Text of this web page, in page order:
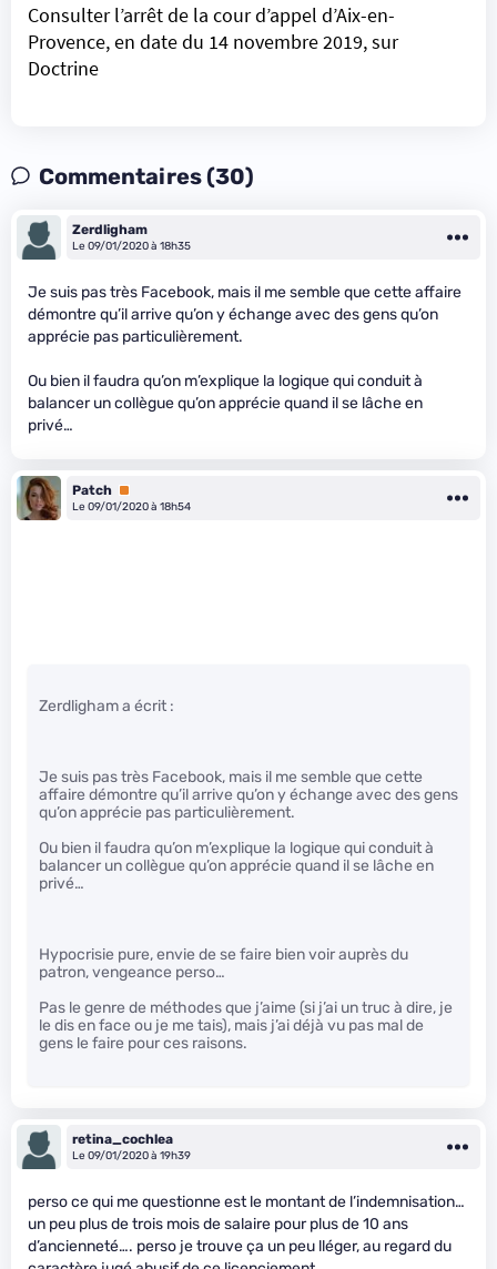
Consulter l’arrêt de la cour d’appel d’Aix-en-
Provence, en date du 14 novembre 2019, sur
Doctrine
Commentaires (30)
Zerdligham
Le 09/01/2020 à 18h35
Je suis pas très Facebook, mais il me semble que cette affaire
démontre qu’il arrive qu’on y échange avec des gens qu’on
apprécie pas particulièrement.
Ou bien il faudra qu’on m’explique la logique qui conduit à
balancer un collègue qu’on apprécie quand il se lâche en
privé…
Patch Premium
Le 09/01/2020 à 18h54
Zerdligham a écrit :
Je suis pas très Facebook, mais il me semble que cette
affaire démontre qu’il arrive qu’on y échange avec des gens
qu’on apprécie pas particulièrement.
Ou bien il faudra qu’on m’explique la logique qui conduit à
balancer un collègue qu’on apprécie quand il se lâche en
privé…
Hypocrisie pure, envie de se faire bien voir auprès du
patron, vengeance perso…
Pas le genre de méthodes que j’aime (si j’ai un truc à dire, je
le dis en face ou je me tais), mais j’ai déjà vu pas mal de
gens le faire pour ces raisons.
retina_cochlea
Le 09/01/2020 à 19h39
perso ce qui me questionne est le montant de l’indemnisation…
un peu plus de trois mois de salaire pour plus de 10 ans
d’ancienneté…. perso je trouve ça un peu lléger, au regard du